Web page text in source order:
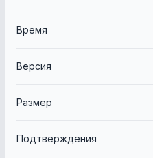
Время
Версия
Размер
Подтверждения